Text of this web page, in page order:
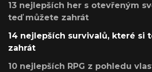
13 nejlepších her s otevřeným
teď můžete zahrát
14 nejlepších survivalů, které si
zahrát
10 nejlepších RPG z pohledu